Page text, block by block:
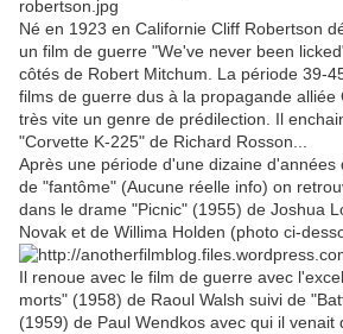
Né en 1923 en Californie Cliff Robertson
un film de guerre "We've never been
côtés de Robert Mitchum. La période 39-
films de guerre dus à la propagande alliée
très vite un genre de prédilection. Il
"Corvette K-225" de Richard Rosson...
Après une période d'une dizaine
de "fantôme" (Aucune réelle info) on
dans le drame "Picnic" (1955) de Joshua
Novak et de Willima Holden (photo ci-
Il renoue avec le film de guerre avec
morts" (1958) de Raoul Walsh suivi de
(1959) de Paul Wendkos avec qui il venait